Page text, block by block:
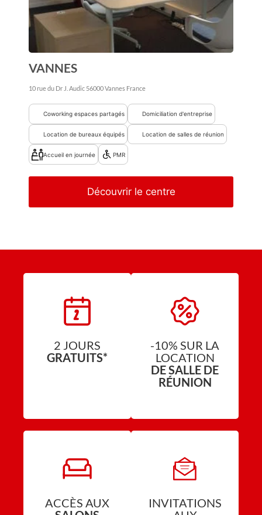
VANNES
10 rue du Dr J. Audic 56000Vannes France
Coworking espaces partagés Domiciliation d'entreprise
Location de bureaux équipés Location de salles de réunion
Accueil en journée PMR
Découvrir le centre
2 JOURS
GRATUITS*
-10% SUR LA
LOCATION
DE SALLE DE
RÉUNION
ACCÈS AUX
INVITATIONS